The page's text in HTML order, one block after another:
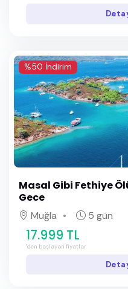
%50 İndirim
Masal Gibi Fethiye
Gece
Muğla 5 gün
17.999 TL
'den başlayan fiyatlar